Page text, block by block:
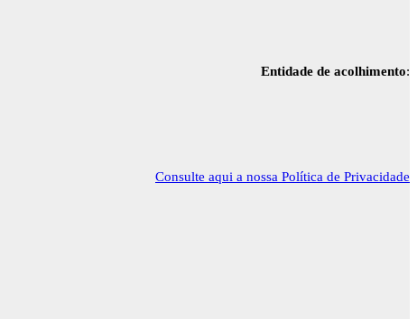
Entidade de acolhimento:
Consulte aqui a nossa Política de Privacidade